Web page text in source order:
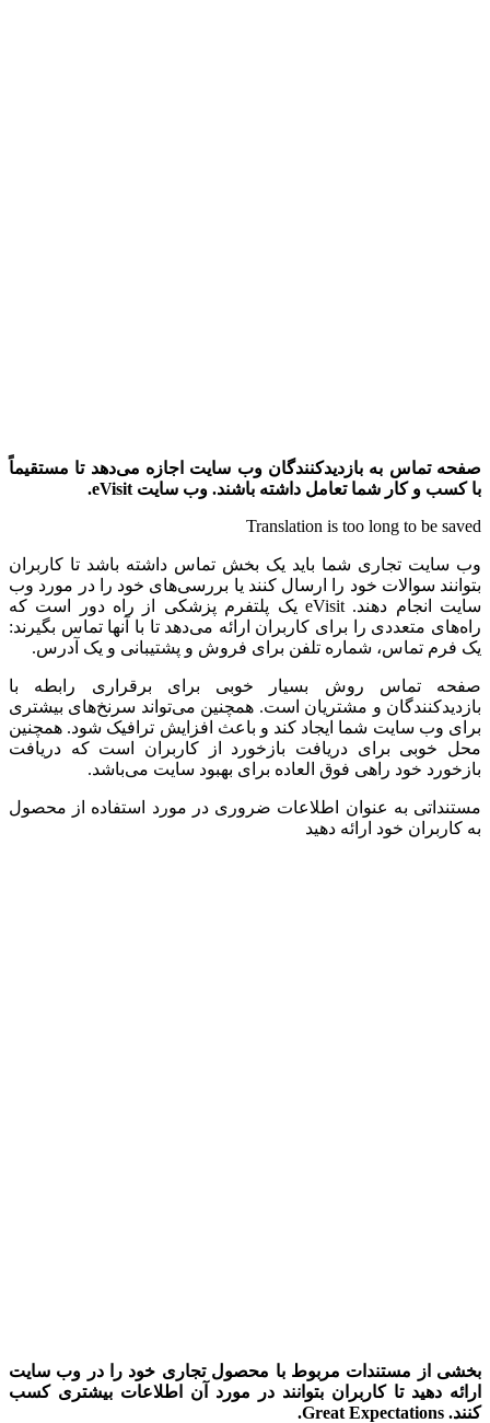
صفحه تماس به بازدیدکنندگان وب سایت اجازه می‌دهد تا مستقیماً
با کسب و کار شما تعامل داشته باشند. وب سایت eVisit
.
Translation is too long to be saved
وب سایت تجاری شما باید یک بخش تماس داشته باشد تا کاربران
بتوانند سوالات خود را ارسال کنند یا بررسی‌های خود را در مورد وب
سایت انجام دهند. eVisit یک پلتفرم پزشکی از راه دور است که
راه‌های متعددی را برای کاربران ارائه می‌دهد تا با آنها تماس بگیرند:
یک فرم تماس، شماره تلفن برای فروش و پشتیبانی و یک آدرس.
صفحه تماس روش بسیار خوبی برای برقراری رابطه با
بازدیدکنندگان و مشتریان است. همچنین می‌تواند سرنخ‌های بیشتری
برای وب سایت شما ایجاد کند و باعث افزایش ترافیک شود. همچنین
محل خوبی برای دریافت بازخورد از کاربران است که دریافت
بازخورد خود راهی فوق العاده برای بهبود سایت می‌باشد.
مستنداتی به عنوان اطلاعات ضروری در مورد استفاده از محصول
به کاربران خود ارائه دهید
بخشی از مستندات مربوط با محصول تجاری خود را در وب سایت
ارائه دهید تا کاربران بتوانند در مورد آن اطلاعات بیشتری کسب
کنند. Great Expectations
.